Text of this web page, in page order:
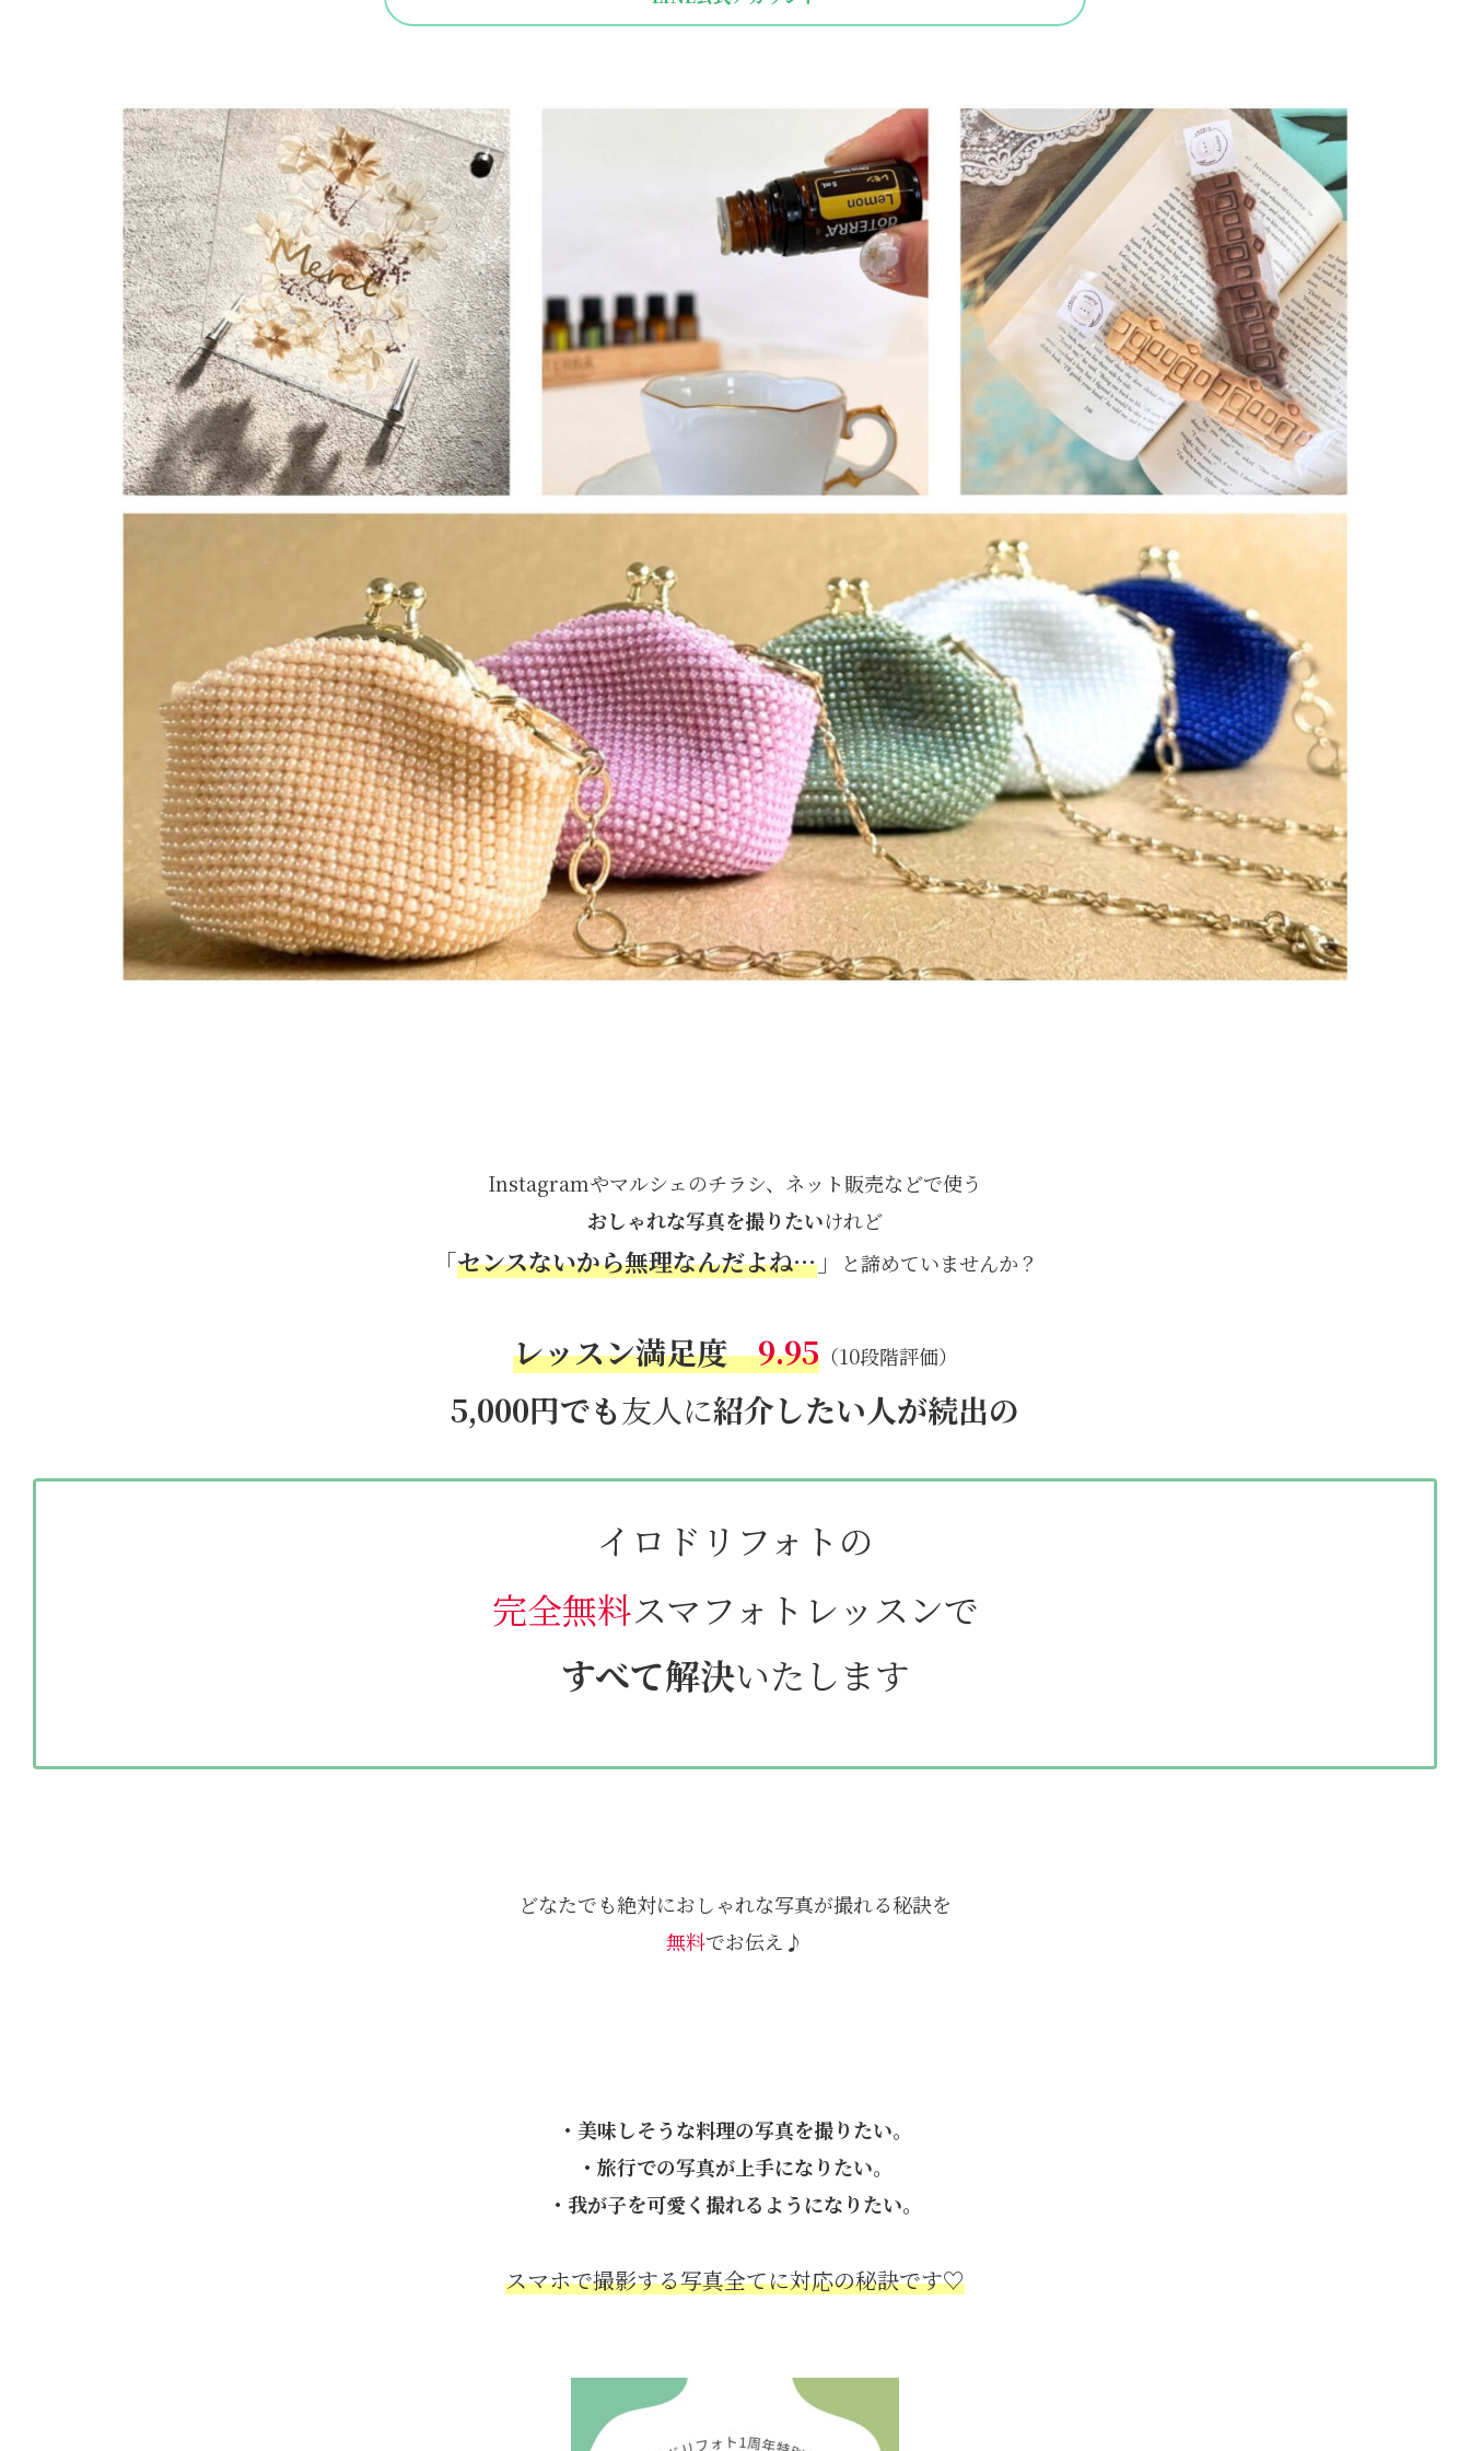
Instagramやマルシェのチラシ、ネット販売などで使う
おしゃれな写真を撮りたいけれど
「センスないから無理なんだよね…」 と諦めていませんか？
レッスン満足度9.95（10段階評価）
5,000円でも友人に紹介したい人が続出の
イロドリフォトの
完全無料スマフォトレッスンで
すべて解決いたします
どなたでも絶対におしゃれな写真が撮れる秘訣を
無料でお伝え♪
・美味しそうな料理の写真を撮りたい。
・旅行での写真が上手になりたい。
・我が子を可愛く撮れるようになりたい。
スマホで撮影する写真全てに対応の秘訣です♡